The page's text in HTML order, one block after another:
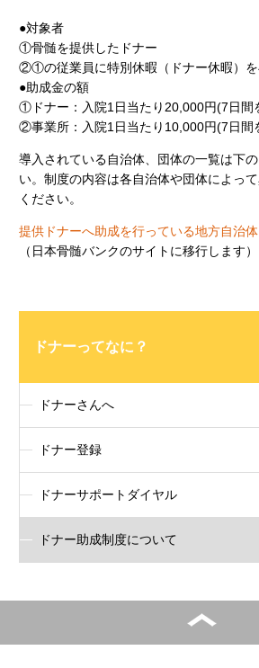
●対象者
①骨髄を提供したドナー
②①の従業員に特別休暇（ドナー休暇）
●助成金の額
①ドナー：入院1日当たり20,000円(7日間
②事業所：入院1日当たり10,000円(7日間
導入されている自治体、団体の一覧は下
い。制度の内容は各自治体や団体によっ
ください。
提供ドナーへ助成を行っている地方自治
（日本骨髄バンクのサイトに移行します）
ドナーってなに？
ドナーさんへ
ドナー登録
ドナーサポートダイヤル
ドナー助成制度について